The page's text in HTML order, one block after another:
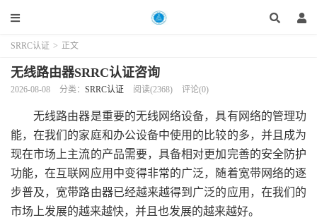
SRRC认证 > 正文
无线路由器SRRC认证咨询
2026-08-08 分类： SRRC认证 阅读(2368) 评论(0)
无线路由器是重要的无线网络设备，具有网络的管理功
能，在我们的家庭和办公设备中使用的比较的多，并且成为
现在市场上主流的产品需要，具备相对更加完善的安全防护
功能，在互联网应用中变得非常的广泛，随着宽带网络的逐
步普及，宽带路由器已经越来越得到广泛的应用，在我们的
市场上发展的越来越快，并且也发展的越来越好。